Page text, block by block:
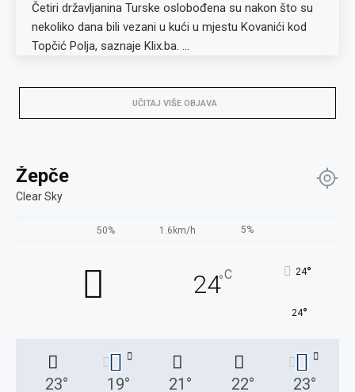
Četiri državljanina Turske oslobođena su nakon što su
nekoliko dana bili vezani u kući u mjestu Kovanići kod
Topčić Polja, saznaje Klix.ba. …
UČITAJ VIŠE OBJAVA
Žepče
Clear Sky
50% 1.6km/h 5%
24°C 24°
24°
23° 19° 21 ° 22° 23°